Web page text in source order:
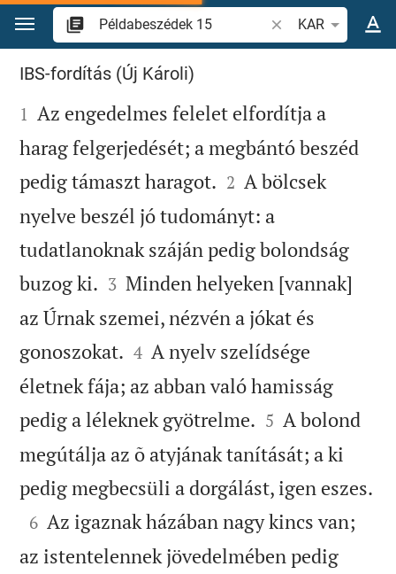
Ugrás a tartalomra
Igevers vagy szó
KAR
Példabeszédek 15
IBS-fordítás (Új Károli)

1 Az engedelmes felelet elfordítja a
harag felgerjedését; a megbántó beszéd
pedig támaszt haragot. 

2 A bölcsek
nyelve beszél jó tudományt: a
tudatlanoknak száján pedig bolondság
buzog ki. 

3 Minden helyeken [vannak]
az Úrnak szemei, nézvén a jókat és
gonoszokat. 

4 A nyelv szelídsége
életnek fája; az abban való hamisság
pedig a léleknek gyötrelme. 

5 A bolond
megútálja az õ atyjának tanítását; a ki
pedig megbecsüli a dorgálást, igen eszes.

6 Az igaznak házában nagy kincs van;
az istentelennek jövedelmében pedig